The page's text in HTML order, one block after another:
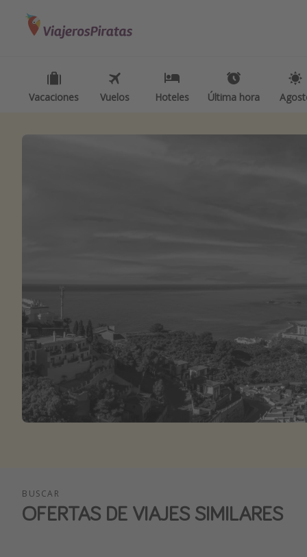
Vacaciones Vuelos Hoteles Última hora
Vuelos
Hoteles
Cruceros
Todos los destinos
Tenerife
Marruecos
Camping
Glamping
Viajar
BUSCAR
OFERTAS DE VIAJES SIMILARES